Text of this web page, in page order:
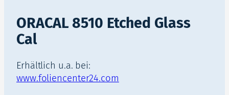
ORACAL 8510 Etched Glass
Cal
Erhältlich u.a. bei:
www.foliencenter24.com